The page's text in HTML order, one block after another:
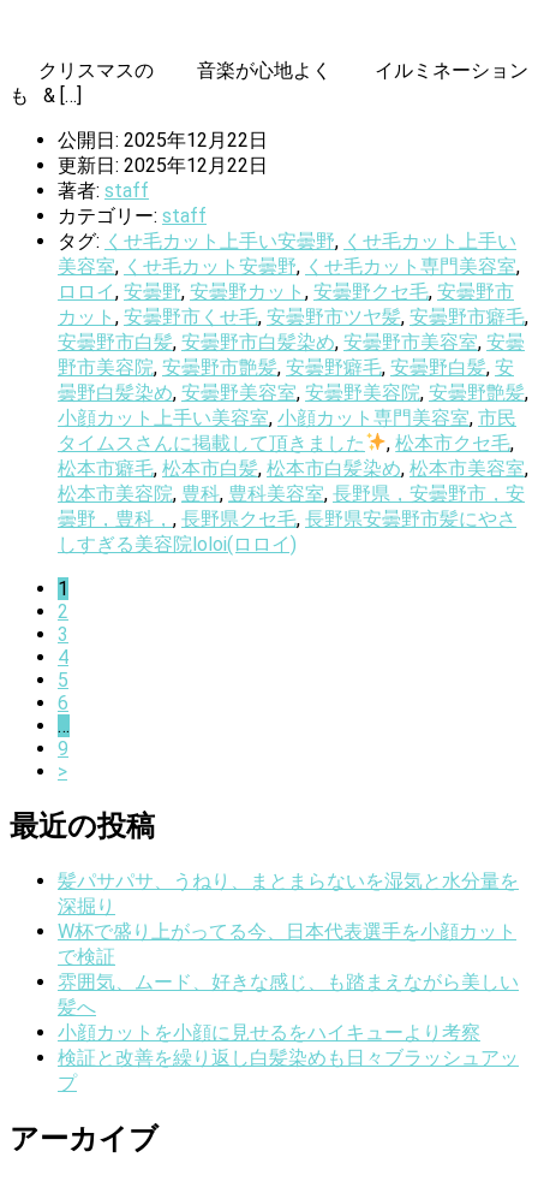
クリスマスの 音楽が心地よく イルミネーション
も & […]
公開日: 2025年12月22日
更新日: 2025年12月22日
著者: staff
カテゴリー: staff
タグ: くせ毛カット上手い安曇野, くせ毛カット上手い
美容室, くせ毛カット安曇野, くせ毛カット専門美容室,
ロロイ, 安曇野, 安曇野カット , 安曇野クセ毛, 安曇野市
カット , 安曇野市くせ毛, 安曇野市ツヤ髪, 安曇野市癖毛,
安曇野市白髪, 安曇野市白髪染め, 安曇野市美容室, 安曇
野市美容院, 安曇野市艶髪, 安曇野癖毛, 安曇野白髪, 安
曇野白髪染め, 安曇野美容室, 安曇野美容院, 安曇野艶髪,
小顔カット上手い美容室, 小顔カット専門美容室, 市民
タイムスさんに掲載して頂きました
,松本市クセ毛,
松本市癖毛, 松本市白髪, 松本市白髪染め, 松本市美容室,
松本市美容院, 豊科, 豊科美容室, 長野県，安曇野市，安
曇野，豊科， , 長野県クセ毛, 長野県安曇野市髪にやさ
しすぎる美容院loloi(ロロイ)
1
2
3
4
5
6
…
9
>
最近の投稿
髪パサパサ、うねり、まとまらないを湿気と水分量を
深掘り
W杯で盛り上がってる今、日本代表選手を小顔カット
で検証
雰囲気、ムード、好きな感じ、も踏まえながら美しい
髪へ
小顔カットを小顔に見せるをハイキューより考察
検証と改善を繰り返し白髪染めも日々ブラッシュアッ
プ
アーカイブ